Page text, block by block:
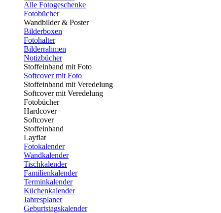
Alle Fotogeschenke
Fotobücher
Wandbilder & Poster
Bilderboxen
Fotohalter
Bilderrahmen
Notizbücher
Stoffeinband mit Foto
Softcover mit Foto
Stoffeinband mit Veredelung
Softcover mit Veredelung
Fotobücher
Hardcover
Softcover
Stoffeinband
Layflat
Fotokalender
Wandkalender
Tischkalender
Familienkalender
Terminkalender
Küchenkalender
Jahresplaner
Geburtstagskalender